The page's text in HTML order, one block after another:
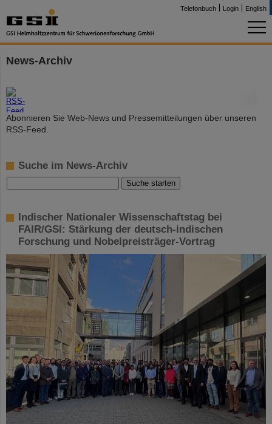
Telefonbuch Login English
News-Archiv
Abonnieren Sie Web-News und Pressemitteilungen über unseren
RSS-Feed.
Suche im News-Archiv
Indischer Nationaler Wissenschaftstag bei
FAIR/GSI: Stärkung der deutsch-indischen
Forschung und Nobelpreisträger-Vortrag